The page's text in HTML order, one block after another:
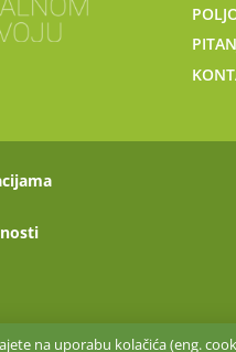
na uporabu kolačića (eng.